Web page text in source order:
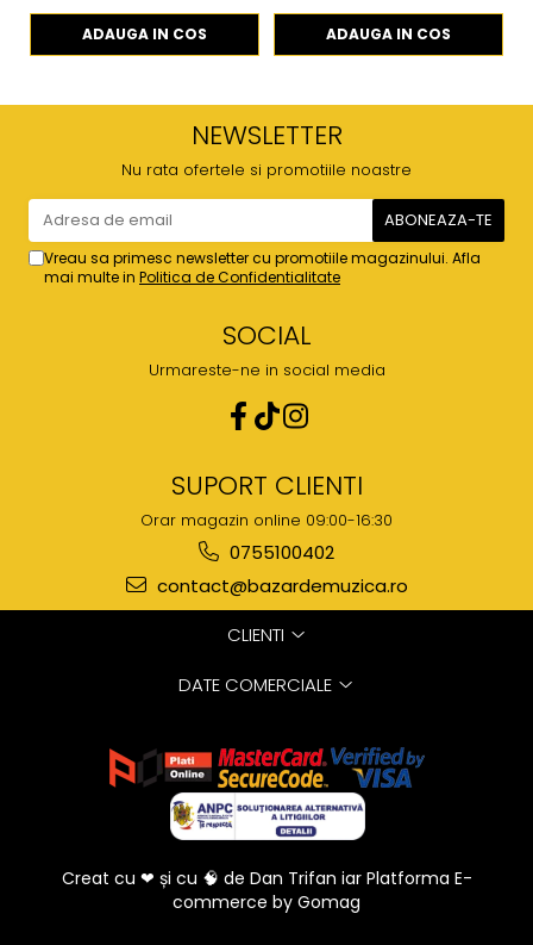
ADAUGA IN COS ADAUGA IN COS
NEWSLETTER
Nu rata ofertele si promotiile noastre
Vreau sa primesc newsletter cu promotiile magazinului. Afla
mai multe in Politica de Confidentialitate
SOCIAL
Urmareste-ne in social media
SUPORT CLIENTI
Orar magazin online 09:00-16:30
0755100402
contact@bazardemuzica.ro
CLIENTI
DATE COMERCIALE
Creat cu ❤ și cu 🧠 de Dan Trifan iar Platforma E-
commerce by Gomag